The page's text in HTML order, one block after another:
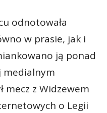
odnotowała
w prasie, jak i
ją ponad
medialnym
mecz z Widzewem
o Legii